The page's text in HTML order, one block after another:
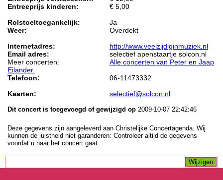
Entreeprijs kinderen:
€ 5,00
Rolstoeltoegankelijk:
Ja
Weer:
Overdekt
Internetadres:
http://www.veelzijdiginmuziek.nl
Email adres:
selectief apenstaartje solcon.nl
Meer concerten:
Alle concerten van Peter en Jaap
Eilander.
Telefoon:
06-11473332
Kaarten:
selectief@solcon.nl
Dit concert is toegevoegd of gewijzigd op 2009-10-07 22:42:46
Deze gegevens zijn aangeleverd aan Christelijke Concertagenda. Wij
kunnen de juistheid niet garanderen: Controleer altijd de gegevens
voordat u naar het concert gaat.